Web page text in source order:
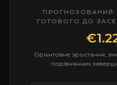
ПРОГНОЗОВАНИЙ
ГОТОВОГО ДО
Орієнтовне зростання,
порівнянних